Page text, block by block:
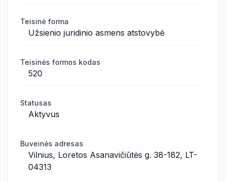
Teisinė forma
Užsienio juridinio asmens atstovybė
Teisinės formos kodas
520
Statusas
Aktyvus
Buveinės adresas
Vilnius, Loretos Asanavičiūtės g. 38-182, LT-
04313